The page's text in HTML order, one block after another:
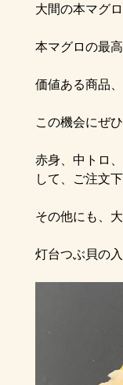
大間の本マグ
本マグロの最
価値ある商品
この機会にぜ
赤身、中トロ
して、ご注文
その他にも
灯台つぶ貝の